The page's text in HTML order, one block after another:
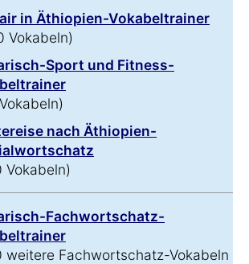
in Äthiopien-Vokabeltrainer
Vokabeln)
Sport und Fitness-
nach Äthiopien-
Vokabeln)
Fachwortschatz-
weitere Fachwortschatz-Vokabeln